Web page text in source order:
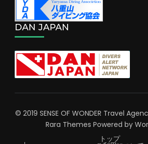
DAN JAPAN
© 2019 SENSE OF WONDER Travel
Rara Themes Powered by
トップ